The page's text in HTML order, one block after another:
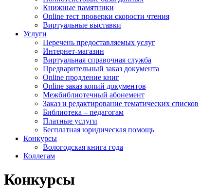
Книжные памятники
Online тест проверки скорости чтения
Виртуальные выставки
Услуги
Перечень предоставляемых услуг
Интернет-магазин
Виртуальная справочная служба
Предварительный заказ документа
Online продление книг
Online заказ копий документов
Межбиблиотечный абонемент
Заказ и редактирование тематических списков
Библиотека – педагогам
Платные услуги
Бесплатная юридическая помощь
Конкурсы
Вологодская книга года
Коллегам
Конкурсы